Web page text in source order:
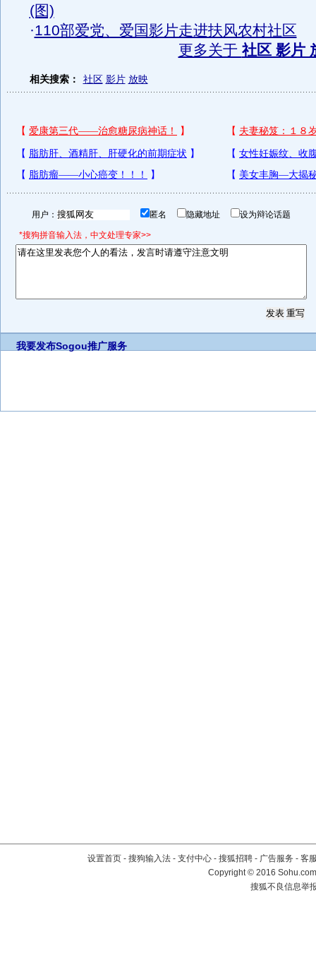
(图)
·110部爱党、爱国影片走进扶风农村社区
更多关于 社区 影片
相关搜索： 社区 影片 放映
用户： 匿名 隐藏地址 设为辩论话题
*搜狗拼音输入法，中文处理专家>>
我要发布Sogou推广服务
设置首页 - 搜狗输入法 - 支付中心 - 搜狐招聘 - 广告服务 - 客
Copyright©2016
搜狐不良信息举